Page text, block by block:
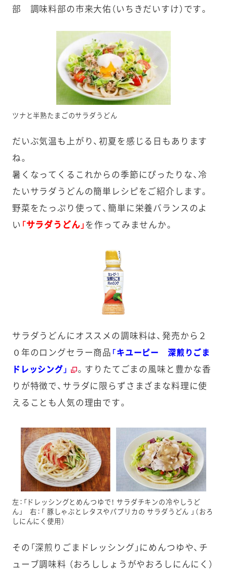
部 調味料部の市来大佑（いちきだいすけ）です。
ツナと半熟たまごのサラダうどん
だいぶ気温も上がり、初夏を感じる日もあります
ね。
暑くなってくるこれからの季節にぴったりな、冷
たいサラダうどんの簡単レシピをご紹介します。
野菜をたっぷり使って、簡単に栄養バランスのよ
い 「サラダうどん」 を作ってみませんか。
サラダうどんにオススメの調味料は、発売から２
０年のロングセラー商品 「キユーピー 深煎りごま
ドレッシング」
。すりたてごまの風味と豊かな香
りが特徴で、サラダに限らずさまざまな料理に使
えることも人気の理由です。
左：「ドレッシングとめんつゆで！ サラダチキンの冷やしうど
ん」 右：「 豚しゃぶとレタスやパプリカの サラダうどん 」（おろ
しにんにく使用）
その「深煎りごまドレッシング」にめんつゆや、チ
ューブ調味料 （おろししょうがやおろしにんにく）